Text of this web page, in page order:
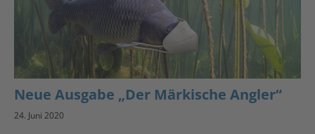
Neue Ausgabe „Der Märkische Angler“
24. Juni 2020